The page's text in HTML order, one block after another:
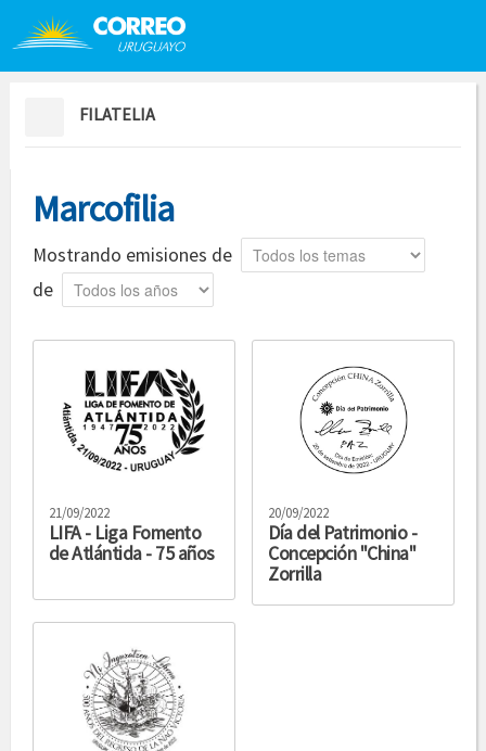
Saltar al contenido
FILATELIA
Marcofilia
Mostrando emisiones de Tema
de Año
21/09/2022
LIFA - Liga Fomento
de Atlántida - 75 años
20/09/2022
Día del Patrimonio -
Concepción "China"
Zorrilla